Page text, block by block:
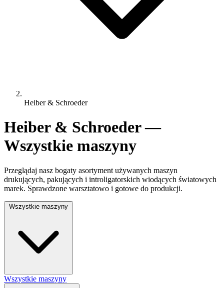
Heiber & Schroeder
Heiber & Schroeder —
Wszystkie maszyny
Przeglądaj nasz bogaty asortyment używanych maszyn
drukujących, pakujących i introligatorskich wiodących światowych
marek. Sprawdzone warsztatowo i gotowe do produkcji.
Wszystkie maszyny
Wszystkie maszyny